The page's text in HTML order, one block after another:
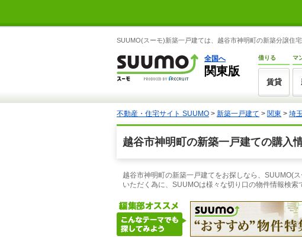
SUUMO(スーモ)新築一戸建ては、越谷市神明町の新築分譲住
全国へ
関東版
借りる
賃貸
マ
不動産・住宅サイト SUUMO > 新築一戸建て > 関東 > 埼
越谷市神明町の新築一戸建ての購入
越谷市神明町の新築一戸建てをお探しなら、SUUMO(
いただく為に、SUUMOは様々な切り口の物件情報検